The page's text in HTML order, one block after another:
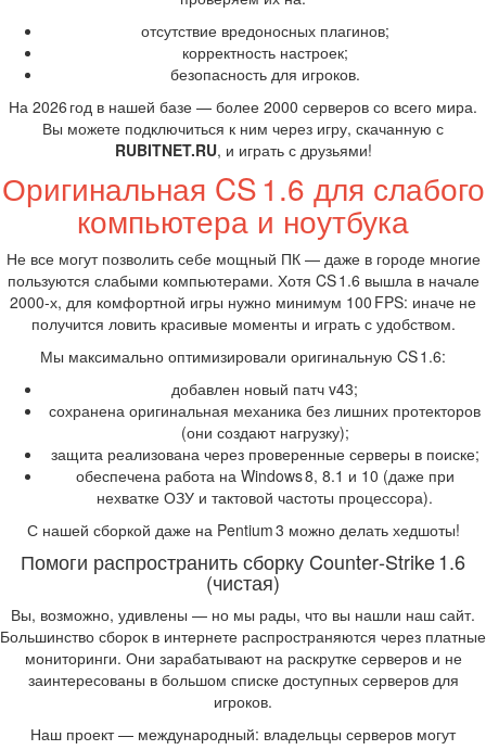
отсутствие вредоносных плагинов;
корректность настроек;
безопасность для игроков.
На 2026 год в нашей базе — более 2000 серверов со всего мира.
Вы можете подключиться к ним через игру, скачанную с
RUBITNET.RU, и играть с друзьями!
Оригинальная CS 1.6 для слабого
компьютера и ноутбука
Не все могут позволить себе мощный ПК — даже в городе многие
пользуются слабыми компьютерами. Хотя CS 1.6 вышла в начале
2000‑х, для комфортной игры нужно минимум 100 FPS: иначе не
получится ловить красивые моменты и играть с удобством.
Мы максимально оптимизировали оригинальную CS 1.6:
добавлен новый патч v43;
сохранена оригинальная механика без лишних протекторов
(они создают нагрузку);
защита реализована через проверенные серверы в поиске;
обеспечена работа на Windows 8, 8.1 и 10 (даже при
нехватке ОЗУ и тактовой частоты процессора).
С нашей сборкой даже на Pentium 3 можно делать хедшоты!
Помоги распространить сборку Counter‑Strike 1.6
(чистая)
Вы, возможно, удивлены — но мы рады, что вы нашли наш сайт.
Большинство сборок в интернете распространяются через платные
мониторинги. Они зарабатывают на раскрутке серверов и не
заинтересованы в большом списке доступных серверов для
игроков.
Наш проект — международный: владельцы серверов могут